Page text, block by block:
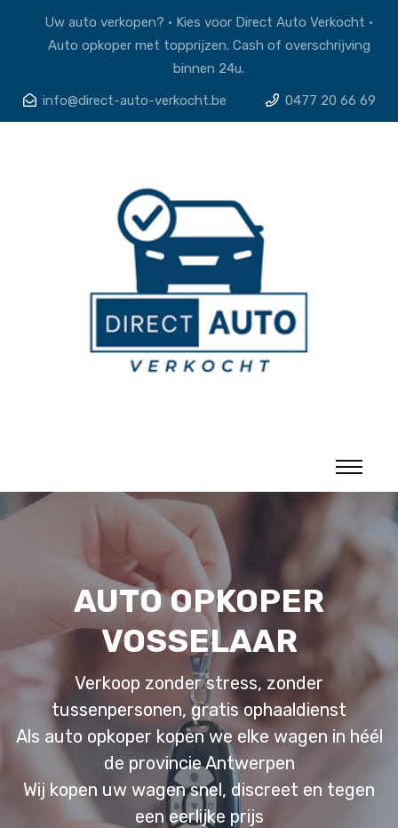
Uw auto verkopen? • Kies voor Direct Auto Verkocht •
Auto opkoper met topprijzen. Cash of overschrijving
binnen 24u.
info@direct-auto-verkocht.be
0477 20 66 69
AUTO OPKOPER
VOSSELAAR
Verkoop zonder stress, zonder
tussenpersonen, gratis ophaaldienst
Als auto opkoper kopen we elke wagen in héél
de provincie Antwerpen
Wij kopen uw wagen snel, discreet en tegen
een eerlijke prijs